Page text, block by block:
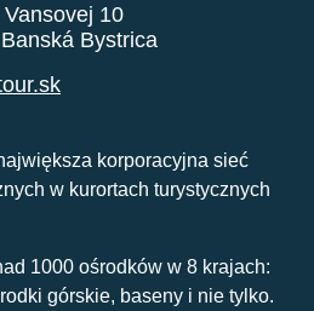
Vansovej 10
Bystrica
korporacyjna sieć
w kurortach turystycznych
1000 ośrodków w 8 krajach:
górskie, baseny i nie tylko.